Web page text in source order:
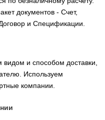
документов - Счет,
и Спецификации.
и способом доставки,
Используем
компании.